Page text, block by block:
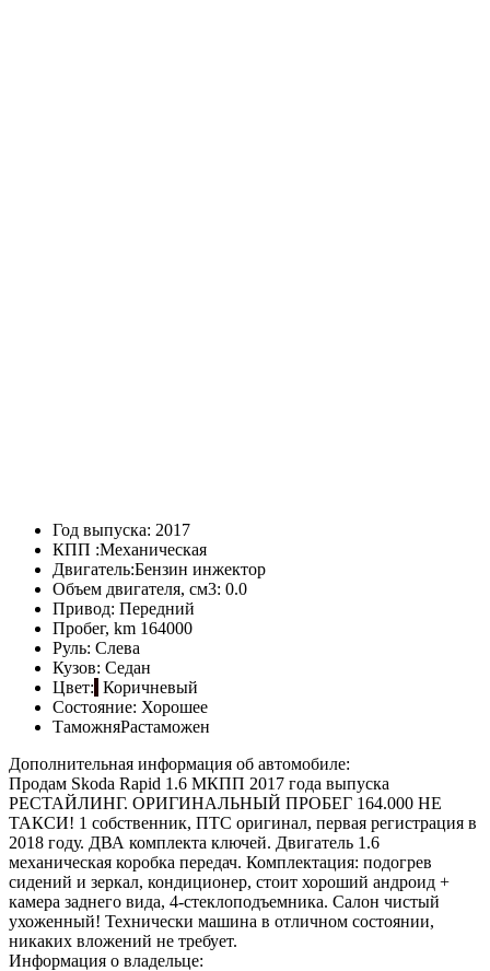
Год выпуска: 2017
КПП :Механическая
Двигатель:Бензин инжектор
Объем двигателя, см3: 0.0
Привод: Передний
Пробег, km 164000
Руль: Слева
Кузов: Седан
Цвет: Коричневый
Состояние: Хорошее
ТаможняРастаможен
Дополнительная информация об автомобиле:
Продам Skoda Rapid 1.6 МКПП 2017 года выпуска
РЕСТАЙЛИНГ. ОРИГИНАЛЬНЫЙ ПРОБЕГ 164.000 НЕ
ТАКСИ! 1 собственник, ПТС оригинал, первая регистрация в
2018 году. ДВА комплекта ключей. Двигатель 1.6
механическая коробка передач. Комплектация: подогрев
сидений и зеркал, кондиционер, стоит хороший андроид +
камера заднего вида, 4-стеклоподъемника. Салон чистый
ухоженный! Технически машина в отличном состоянии,
никаких вложений не требует.
Информация о владельце: